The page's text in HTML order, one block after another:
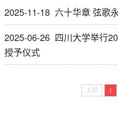
2025-11-18 六十华章 弦歌
2025-06-26 四川大学举行
授予仪式
上页 1